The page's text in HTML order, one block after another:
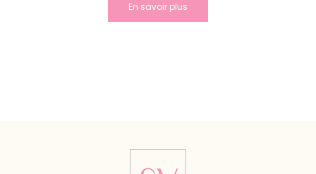
En savoir plus